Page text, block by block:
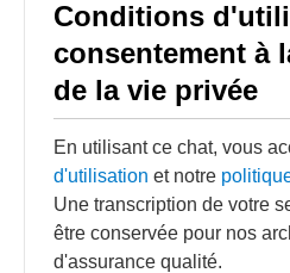
Conditions
consentement à
de la vie privée
En utilisant ce chat, vous
d'utilisation et notre
Une transcription de votre
être conservée pour nos
d'assurance qualité.